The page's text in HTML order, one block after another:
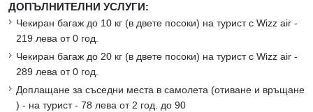
ДОПЪЛНИТЕЛНИ УСЛУГИ:
Чекиран багаж до 10 кг (в двете посоки) на турист с Wizz air -
219 лева от 0 год.
Чекиран багаж до 20 кг (в двете посоки) на турист с Wizz air -
289 лева от 0 год.
Доплащане за съседни места в самолета (отиване и връщане
) - на турист - 78 лева от 2 год. до 90